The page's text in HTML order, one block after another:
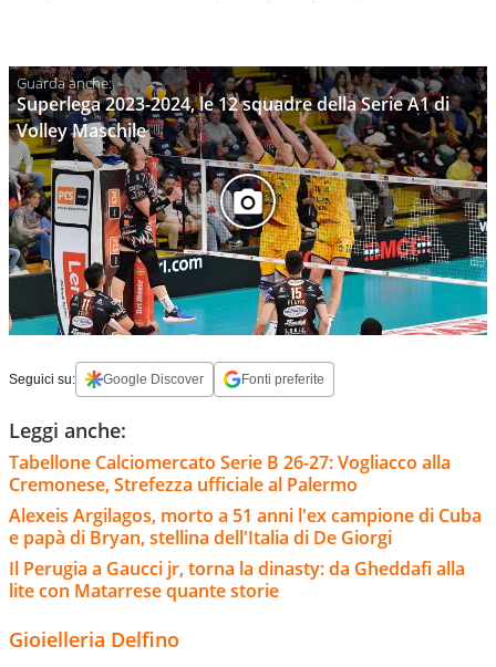
Superlega 2023-2024, le 12 squadre della Serie A1 di
Volley Maschile
Seguici su: Google Discover Fonti preferite
Leggi anche:
Tabellone Calciomercato Serie B 26-27: Vogliacco alla
Cremonese, Strefezza ufficiale al Palermo
Alexeis Argilagos, morto a 51 anni l'ex campione di Cuba
e papà di Bryan, stellina dell'Italia di De Giorgi
Il Perugia a Gaucci jr, torna la dinasty: da Gheddafi alla
lite con Matarrese quante storie
Gioielleria Delfino